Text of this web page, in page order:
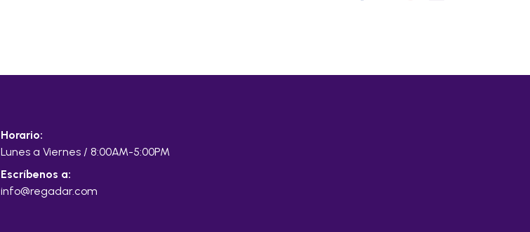
Horario:
Lunes a Viernes / 8:00AM-5:00PM
Escríbenos a:
info@regadar.com